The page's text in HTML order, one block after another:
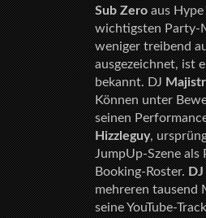
Sub Zeroaus
wichtigsten Party-
weniger treibend
ausgezeichnet, ist
bekannt. DJ
Können unter
seinen
Hizzleguy,
JumpUp-Szene als
Booking-Roster.DJ
mehreren tausend
seine YouTube-